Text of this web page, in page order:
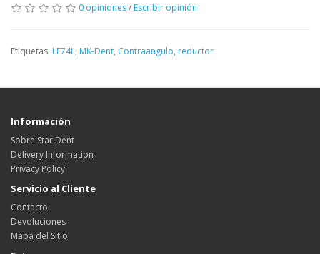
0 opiniones/ Escribir opinión
Etiquetas: LE74L, MK-Dent, Contraangulo, reductor
Información
Sobre Star Dent
Delivery Information
Privacy Policy
Servicio al Cliente
Contacto
Devoluciones
Mapa del Sitio